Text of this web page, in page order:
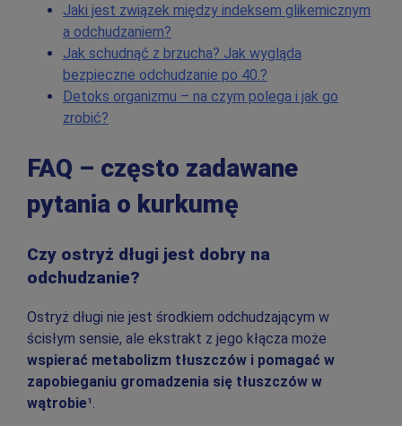
Jaki jest związek między indeksem glikemicznym
a odchudzaniem?
Jak schudnąć z brzucha? Jak wygląda
bezpieczne odchudzanie po 40.?
Detoks organizmu – na czym polega i jak go
zrobić?
FAQ – często zadawane
pytania o kurkumę
Czy ostryż długi jest dobry na
odchudzanie?
Ostryż długi nie jest środkiem odchudzającym w
ścisłym sensie, ale ekstrakt z jego kłącza może
wspierać metabolizm tłuszczów i pomagać w
zapobieganiu gromadzenia się tłuszczów w
wątrobie¹.